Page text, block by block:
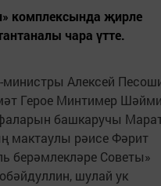
комплексында җирле
чара үтте.
министры Алексей
Герое Минтимер
башкаручы
мактаулы рәисе Фәрит
берәмлекләре Советы»
шулай ук